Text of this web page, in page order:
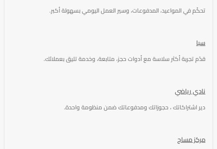
تحكّم في المواعيد، المدفوعات، وسير العمل اليومي بسهولة أكبر.
سبا
قدّم تجربة أكثر سلاسة مع أدوات حجز، متابعة، وخدمة تليق بعملائك.
نادي رياضي
دير اشتراكاتك ، حجوزاتك ومدفوعاتك ضمن منظومة واحدة.
مركز مساج